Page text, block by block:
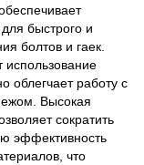
быстрого и
болтов и гаек.
использование
облегчает работу с
Высокая
сократить
эффективность
что